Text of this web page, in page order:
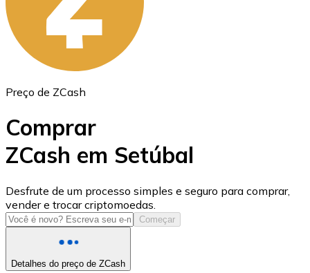
ETH
USD Coin
USDC
Preço de ZCash
Comprar
ZCash em Setúbal
Desfrute de um processo simples e seguro para comprar,
vender e trocar criptomoedas.
Começar
Detalhes do preço de ZCash